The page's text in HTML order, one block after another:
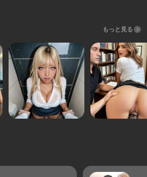
もっと見る